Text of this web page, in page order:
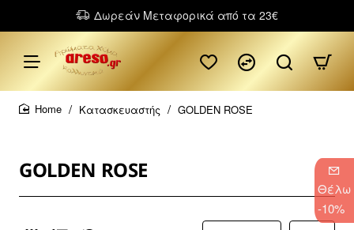
Θέλω
-10%
Δωρεάν Μεταφορικά από τα 23€
Κατασκευαστής GOLDEN ROSE
GOLDEN ROSE